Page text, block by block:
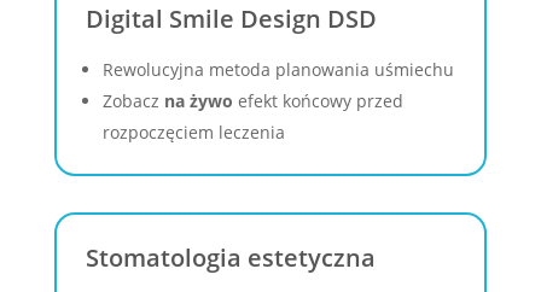
Digital Smile Design DSD
Rewolucyjna metoda planowania uśmiechu
Zobacz na żywo efekt końcowy przed
rozpoczęciem leczenia
Stomatologia estetyczna